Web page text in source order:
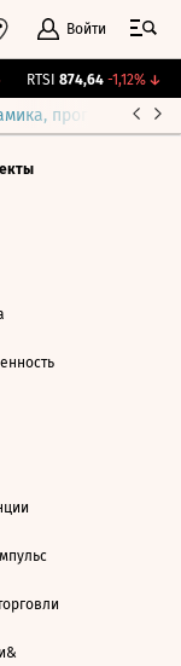
Войти
RTSI 874,64 -1,12%↓
прогнозы